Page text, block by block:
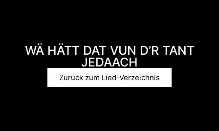
WÄ HÄTT DAT VUN D’R TANT
JEDAACH
Zurück zum Lied-Verzeichnis